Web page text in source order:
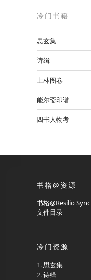
冷门书籍
思玄集
诗缉
上林图卷
能尔斋印谱
四书人物考
书格@资源
书格@Resilio Sync
文件目录
冷门资源
思玄集
诗缉